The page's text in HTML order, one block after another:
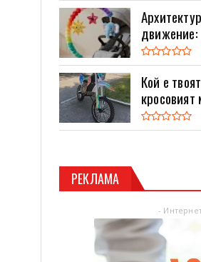
движение:
Кой е
кросовият
РЕКЛАМА
-